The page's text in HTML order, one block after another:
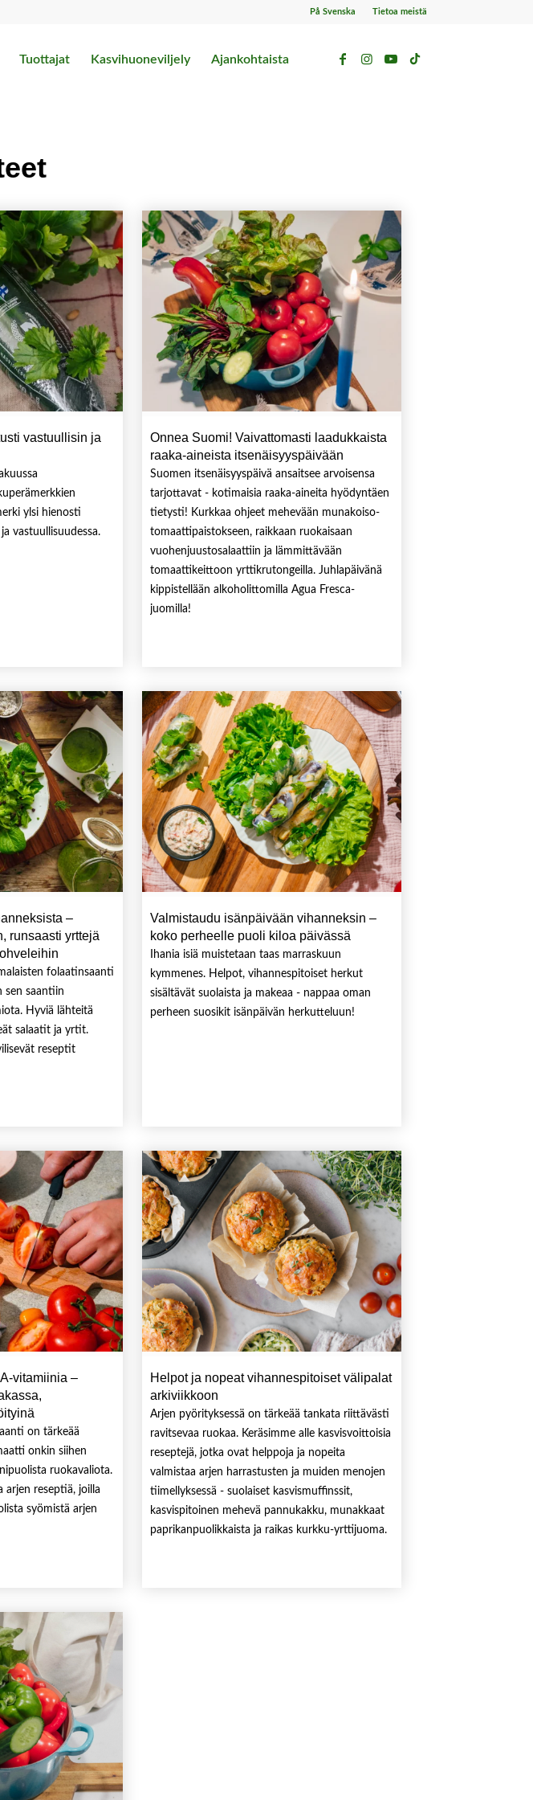
På Svenska Tietoa meistä
Tuottajat Kasvihuoneviljely Ajankohtaista
vastuullisin ja
ylsi hienosti
vastuullisuudessa.
Onnea Suomi! Vaivattomasti laadukkaista
raaka-aineista itsenäisyyspäivään
Suomen itsenäisyyspäivä ansaitsee arvoisensa
tarjottavat - kotimaisia raaka-aineita hyödyntäen
tietysti! Kurkkaa ohjeet mehevään munakoiso-
tomaattipaistokseen, raikkaan ruokaisaan
vuohenjuustosalaattiin ja lämmittävään
tomaattikeittoon yrttikrutongeilla. Juhlapäivänä
kippistellään alkoholittomilla Agua Fresca-
juomilla!
–
runsaasti yrttejä
folaatinsaanti
sen saantiin
Hyviä lähteitä
salaatit ja yrtit.
reseptit
Valmistaudu isänpäivään vihanneksin –
koko perheelle puoli kiloa päivässä
Ihania isiä muistetaan taas marraskuun
kymmenes. Helpot, vihannespitoiset herkut
sisältävät suolaista ja makeaa - nappaa oman
perheen suosikit isänpäivän herkutteluun!
vitamiinia –
on tärkeää
onkin siihen
ruokavaliota.
arjen reseptiä, joilla
syömistä arjen
Helpot ja nopeat vihannespitoiset välipalat
arkiviikkoon
Arjen pyörityksessä on tärkeää tankata riittävästi
ravitsevaa ruokaa. Keräsimme alle kasvisvoittoisia
reseptejä, jotka ovat helppoja ja nopeita
valmistaa arjen harrastusten ja muiden menojen
tiimellyksessä - suolaiset kasvismuffinssit,
kasvispitoinen mehevä pannukakku, munakkaat
paprikanpuolikkaista ja raikas kurkku-yrttijuoma.